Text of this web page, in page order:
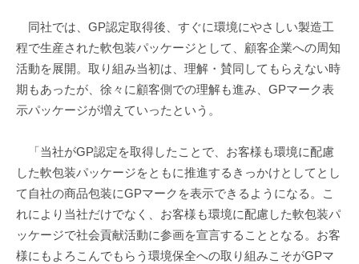
同社では、GP認定取得後、すぐに環境にやさしい製造工
程で生産された軟包装パッケージとして、顧客企業への周知
活動を展開。取り組み当初は、理解・賛同してもらえない時
期もあったが、徐々に顧客側での理解も進み、GPマーク表
示パッケージが増えていったという。
「当社がGP認定を取得したことで、お客様も環境に配慮
した軟包装パッケージをともに推進するきっかけとしてとし
て自社の商品包装にGPマークを表示できるようになる。こ
れにより当社だけでなく、お客様も環境に配慮した軟包装パ
ッケージで社会貢献活動に参画を宣言することとなる。お客
様にもよろこんでもらう環境保全への取り組みこそがGPマ